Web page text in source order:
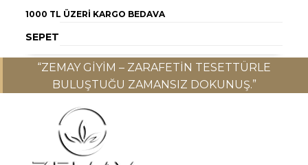
1000 TL ÜZERI KARGO BEDAVA
SEPET
“ZEMAY GIYIM – ZARAFETIN TESETTÜRLE
BULUŞTUĞU ZAMANSIZ DOKUNUŞ.”